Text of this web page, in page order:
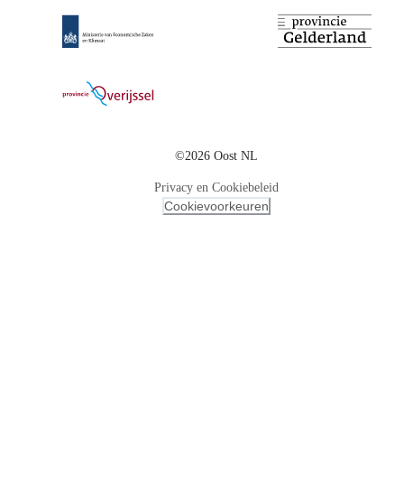
©2026 Oost NL
Privacy en Cookiebeleid
Cookievoorkeuren